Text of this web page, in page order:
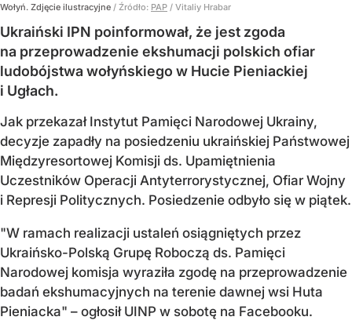
Wołyń. Zdjęcie ilustracyjne / Źródło: PAP / Vitaliy Hrabar
Ukraiński IPN poinformował, że jest zgoda
na przeprowadzenie ekshumacji polskich ofiar
ludobójstwa wołyńskiego w Hucie Pieniackiej
i Ugłach.
Jak przekazał Instytut Pamięci Narodowej Ukrainy,
decyzje zapadły na posiedzeniu ukraińskiej Państwowej
Międzyresortowej Komisji ds. Upamiętnienia
Uczestników Operacji Antyterrorystycznej, Ofiar Wojny
i Represji Politycznych. Posiedzenie odbyło się w piątek.
"W ramach realizacji ustaleń osiągniętych przez
Ukraińsko-Polską Grupę Roboczą ds. Pamięci
Narodowej komisja wyraziła zgodę na przeprowadzenie
badań ekshumacyjnych na terenie dawnej wsi Huta
Pieniacka" – ogłosił UINP w sobotę na Facebooku.